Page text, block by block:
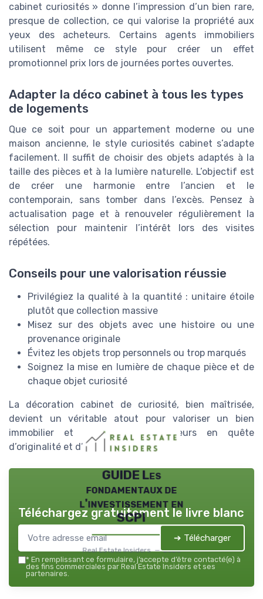
cabinet curiosités » donne l’impression d’un bien rare,
presque de collection, ce qui valorise la propriété aux
yeux des acheteurs. Certains agents immobiliers
utilisent même ce style pour créer un effet
promotionnel prix lors de journées portes ouvertes.
Adapter la déco cabinet à tous les types
de logements
Que ce soit pour un appartement moderne ou une
maison ancienne, le style curiosités cabinet s’adapte
facilement. Il suffit de choisir des objets adaptés à la
taille des pièces et à la lumière naturelle. L’objectif est
de créer une harmonie entre l’ancien et le
contemporain, sans tomber dans l’excès. Pensez à
actualisation page et à renouveler régulièrement la
sélection pour maintenir l’intérêt lors des visites
répétées.
Conseils pour une valorisation réussie
Privilégiez la qualité à la quantité : unitaire étoile
plutôt que collection massive
Misez sur des objets avec une histoire ou une
provenance originale
Évitez les objets trop personnels ou trop marqués
Soignez la mise en lumière de chaque pièce et de
chaque objet curiosité
La décoration cabinet de curiosité, bien maîtrisée,
devient un véritable atout pour valoriser un bien
immobilier et séduire des acheteurs en quête
d’originalité et d’authenticité.
GUIDE Les
fondamentaux de
l'investissement en
SCPI
Real Estate Insiders — 2026
Téléchargez gratuitement le livre blanc
➔ Télécharger
* En remplissant ce formulaire, j’accepte d’être contacté(e) à
des fins commerciales par Real Estate Insiders et ses
partenaires.